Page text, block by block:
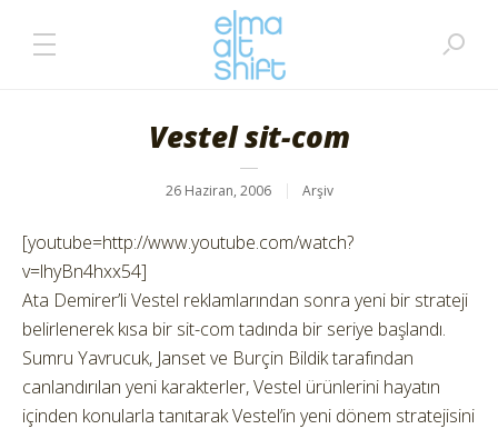
Vestel sit-com
26 Haziran, 2006 Arşiv
[youtube=http://www.youtube.com/watch?
v=lhyBn4hxx54]
Ata Demirer’li Vestel reklamlarından sonra yeni bir strateji
belirlenerek kısa bir sit-com tadında bir seriye başlandı.
Sumru Yavrucuk, Janset ve Burçin Bildik tarafından
canlandırılan yeni karakterler, Vestel ürünlerini hayatın
içinden konularla tanıtarak Vestel’in yeni dönem stratejisini